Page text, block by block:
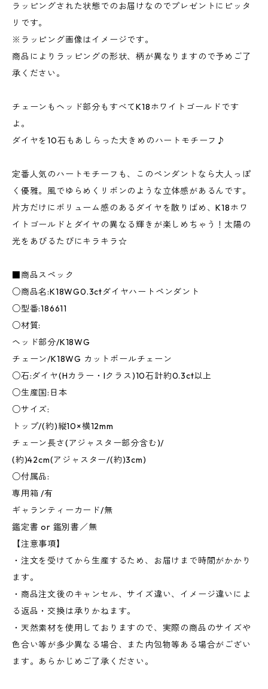
ラッピングされた状態でのお届けなのでプレゼントにピッタ
リです。
※ラッピング画像はイメージです。
商品によりラッピングの形状、柄が異なりますので予めご了
承ください。
チェーンもヘッド部分もすべてK18ホワイトゴールドです
よ。
ダイヤを10石もあしらった大きめのハートモチーフ♪
定番人気のハートモチーフも、このペンダントなら大人っぽ
く優雅。風でゆらめくリボンのような立体感があるんです。
片方だけにボリューム感のあるダイヤを散りばめ、K18ホワ
イトゴールドとダイヤの異なる輝きが楽しめちゃう！太陽の
光をあびるたびにキラキラ☆
■商品スペック
○商品名:K18WG0.3ctダイヤハートペンダント
○型番:186611
○材質:
ヘッド部分/K18WG
チェーン/K18WG カットボールチェーン
○石:ダイヤ(Hカラー・Iクラス)10石計約0.3ct以上
○生産国:日本
○サイズ:
トップ/(約)縦10×横12mm
チェーン長さ(アジャスター部分含む)/
(約)42cm(アジャスター/(約)3cm)
○付属品:
専用箱 /有
ギャランティーカード/無
鑑定書 or 鑑別書／無
【注意事項】
・注文を受けてから生産するため、お届けまで時間がかかり
ます。
・商品注文後のキャンセル、サイズ違い、イメージ違いによ
る返品・交換は承りかねます。
・天然素材を使用しておりますので、実際の商品のサイズや
色合い等が多少異なる場合、また内包物等ある場合がござい
ます。あらかじめご了承ください。